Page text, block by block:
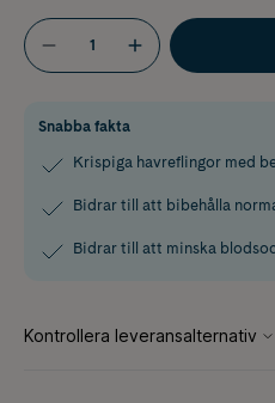
Snabba fakta
Krispiga havreflingor med
Bidrar till att bibehålla
Bidrar till att minska